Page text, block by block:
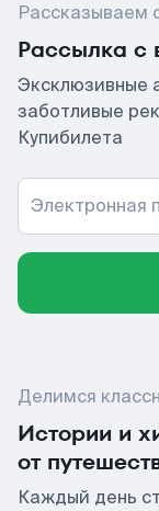
Рассказываем
Рассылка с
Эксклюзивные
заботливые
Купибилета
Электронная
Делимся
Истории и
от
Каждый день